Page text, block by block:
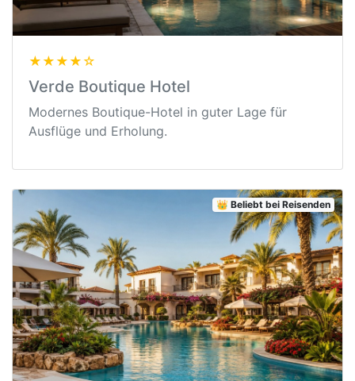
★★★★☆
Verde Boutique Hotel
Modernes Boutique-Hotel in guter Lage für
Ausflüge und Erholung.
👑 Beliebt bei Reisenden